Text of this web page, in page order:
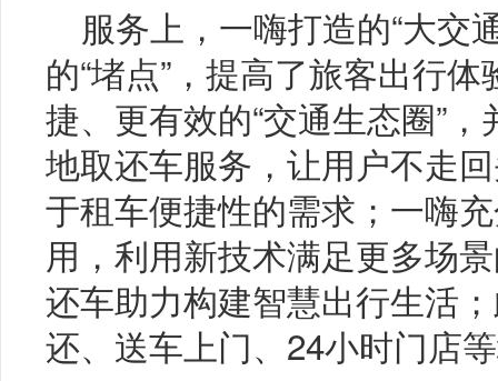
服务上，一嗨打造的“大交
的“堵点”，提高了旅客出行
捷、更有效的“交通生态圈”
地取还车服务，让用户不走
于租车便捷性的需求；一嗨
用，利用新技术满足更多场
还车助力构建智慧出行生活
还、送车上门、24小时门店